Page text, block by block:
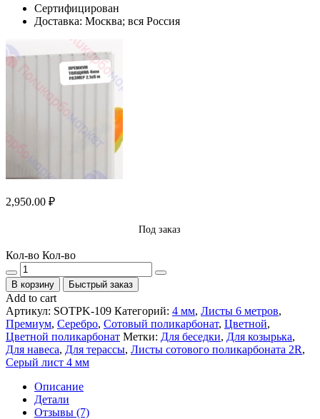
Сертифицирован
Доставка: Москва; вся Россия
2,950.00 ₽
Под заказ
Кол-во Кол-во
В корзину Быстрый заказ
Add to cart
Артикул: SOTPK-109 Категорий: 4 мм, Листы 6 метров,
Премиум, Серебро, Сотовый поликарбонат, Цветной,
Цветной поликарбонат Метки: Для беседки, Для козырька,
Для навеса, Для терассы, Листы сотового поликарбоната 2R,
Серый лист 4 мм
Описание
Детали
Отзывы (7)